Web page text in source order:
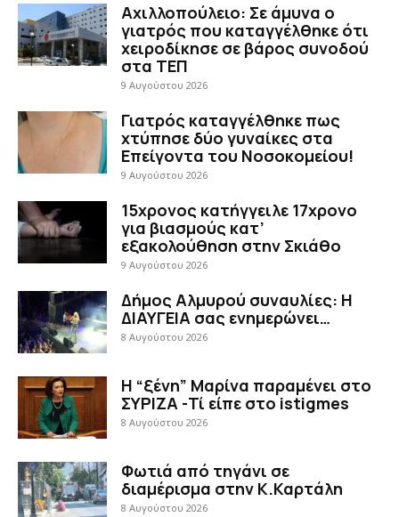
Αχιλλοπούλειο: Σε άμυνα ο
γιατρός που καταγγέλθηκε ότι
χειροδίκησε σε βάρος συνοδού
στα ΤΕΠ
9 Αυγούστου 2026
Γιατρός καταγγέλθηκε πως
χτύπησε δύο γυναίκες στα
Επείγοντα του Νοσοκομείου!
9 Αυγούστου 2026
15χρονος κατήγγειλε 17χρονο
για βιασμούς κατ’
εξακολούθηση στην Σκιάθο
9 Αυγούστου 2026
Δήμος Αλμυρού συναυλίες: Η
ΔΙΑΥΓΕΙΑ σας ενημερώνει…
8 Αυγούστου 2026
Η “ξένη” Μαρίνα παραμένει στο
ΣΥΡΙΖΑ -Τί είπε στο istigmes
8 Αυγούστου 2026
Φωτιά από τηγάνι σε
διαμέρισμα στην Κ.Καρτάλη
8 Αυγούστου 2026